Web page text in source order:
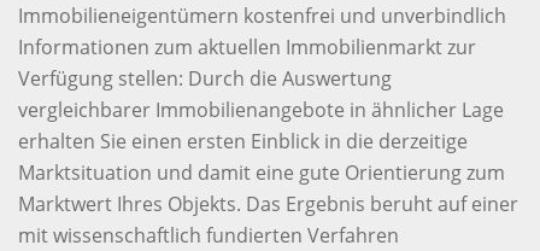
Immobilieneigentümern kostenfrei und unverbindlich
Informationen zum aktuellen Immobilienmarkt zur
Verfügung stellen: Durch die Auswertung
vergleichbarer Immobilienangebote in ähnlicher Lage
erhalten Sie einen ersten Einblick in die derzeitige
Marktsituation und damit eine gute Orientierung zum
Marktwert Ihres Objekts. Das Ergebnis beruht auf einer
mit wissenschaftlich fundierten Verfahren